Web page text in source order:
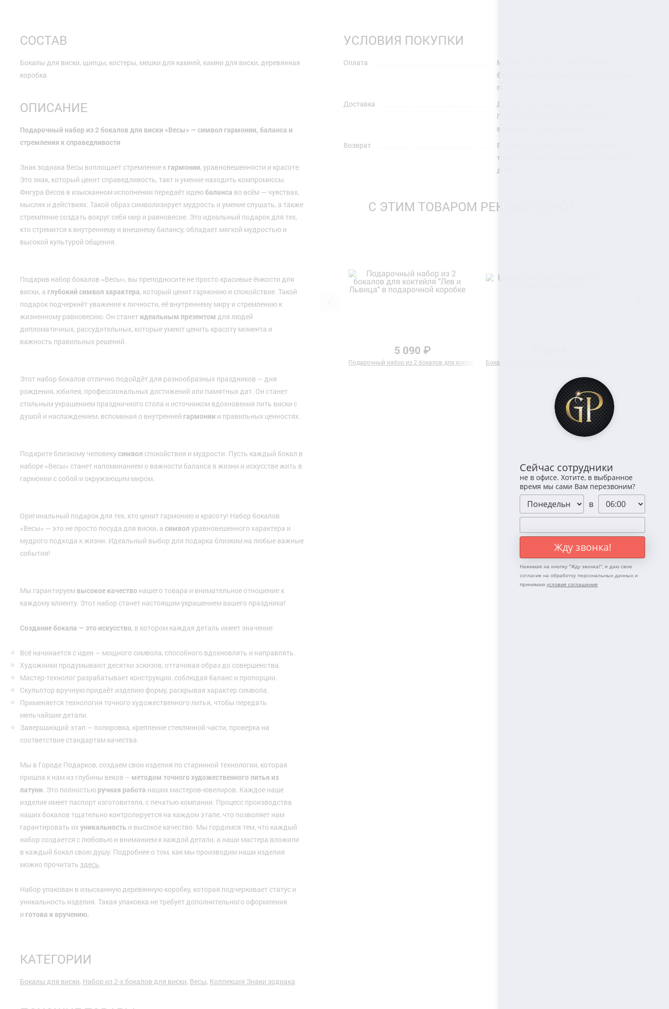
СОСТАВ
Бокалы для виски, щипцы, костеры, мешки для камней, камни для виски, деревянная
коробка
ОПИСАНИЕ
Подарочный набор из 2 бокалов для виски «Весы» — символ гармонии, баланса и
стремления к справедливости
Знак зодиака Весы воплощает стремление к гармонии, уравновешенности и красоте.
Это знак, который ценит справедливость, такт и умение находить компромиссы.
Фигура Весов в изысканном исполнении передаёт идеюбаланса во всём — чувствах,
мыслях и действиях. Такой образ символизирует мудрость и умение слушать, а также
стремление создать вокруг себя мир и равновесие. Это идеальный подарок для тех,
кто стремится к внутреннему и внешнему балансу, обладает мягкой мудростью и
высокой культурой общения.
Подарив набор бокалов «Весы», вы преподносите не просто красивые ёмкости для
виски, а глубокий символ характера, который ценит гармонию и спокойствие. Такой
подарок подчеркнёт уважение к личности, её внутреннему миру и стремлению к
жизненному равновесию. Он станет идеальным презентом для людей
дипломатичных, рассудительных, которые умеют ценить красоту момента и
важность правильных решений.
Этот набор бокалов отлично подойдёт для разнообразных праздников — дня
рождения, юбилея, профессиональных достижений или памятных дат. Он станет
стильным украшением праздничного стола и источником вдохновения пить виски с
душой и наслаждением, вспоминая о внутренней гармонии и правильных ценностях.
Подарите близкому человекусимвол спокойствия и мудрости. Пусть каждый бокал в
наборе «Весы» станет напоминанием о важности баланса в жизни и искусстве жить в
гармонии с собой и окружающим миром.
Оригинальный подарок для тех, кто ценит гармонию и красоту! Набор бокалов
«Весы» — это не просто посуда для виски, а символ уравновешенного характера и
мудрого подхода к жизни. Идеальный выбор для подарка близким на любые важные
события!
Мы гарантируем высокое качество нашего товара и внимательное отношение к
каждому клиенту. Этот набор станет настоящим украшением вашего праздника!
Создание бокала — это искусство, в котором каждая деталь имеет значение:
Всё начинается с идеи — мощного символа, способного вдохновлять и направлять.
Художники продумывают десятки эскизов, оттачивая образ до совершенства.
Мастер-технолог разрабатывает конструкции, соблюдая баланс и пропорции.
Скульптор вручную придаёт изделию форму, раскрывая характер символа.
Применяется технология точного художественного литья, чтобы передать
мельчайшие детали.
Завершающий этап — полировка, крепление стеклянной части, проверка на
соответствие стандартам качества.
Мы в Городе Подарков, создаем свои изделия по старинной технологии, которая
пришла к нам из глубины веков – методом точного художественного литья из
латуни. Это полностью ручная работа наших мастеров-ювелиров. Каждое наше
изделие имеет паспорт изготовителя, с печатью компании. Процесс производства
наших бокалов тщательно контролируется на каждом этапе, что позволяет нам
гарантировать ихуникальность и высокое качество. Мы гордимся тем, что каждый
набор создается с любовью и вниманием к каждой детали, а наши мастера вложили
в каждый бокал свою душу. Подробнее о том, как мы производим наши изделия
можно прочитать здесь.
Набор упакован в изысканную деревянную коробку, которая подчеркивает статус и
уникальность изделия. Такая упаковка не требует дополнительного оформления
и готова к вручению.
КАТЕГОРИИ
Бокалы для виски, Набор из 2-х бокалов для виски, Весы, Коллекция Знаки зодиака
УСЛОВИЯ ПОКУПКИ
Оплата
Можно оплатить по при получении,
банковскими картами, онлайн платежами,
по счету.
Доставка
Доставляем товар по Москве,
Подмосковью и всей России. Есть
возможность самовывоза.
Возврат
Вы можете сделать полный возврат
товаров, по любой причине, в течение 14
дней.
С ЭТИМ ТОВАРОМ РЕКОМЕНДУЮТ
5 090 ₽
Подарочный набор из 2 бокалов для коктейля "Лев и Львица" в подарочной коробке
Бокал для вина "Лошадь" в картонной коробке
Сейчас сотрудники
не в офисе. Хотите, в выбранное
время мы сами Вам перезвоним?
в
Жду звонка!
Нажимая на кнопку "Жду звонка!", я даю свое
согласие на обработку персональных данных и
принимаю условия соглашения